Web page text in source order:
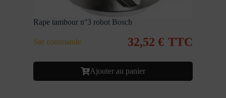
Rape tambour n°3 robot Bosch
Sur commande 32,52 € TTC
Ajouter au panier